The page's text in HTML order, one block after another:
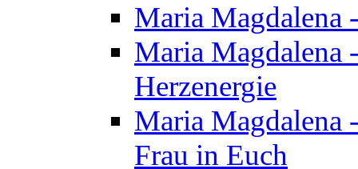
Maria Magdalena
Maria Magdalena
Herzenergie
Maria Magdalena
Frau in Euch